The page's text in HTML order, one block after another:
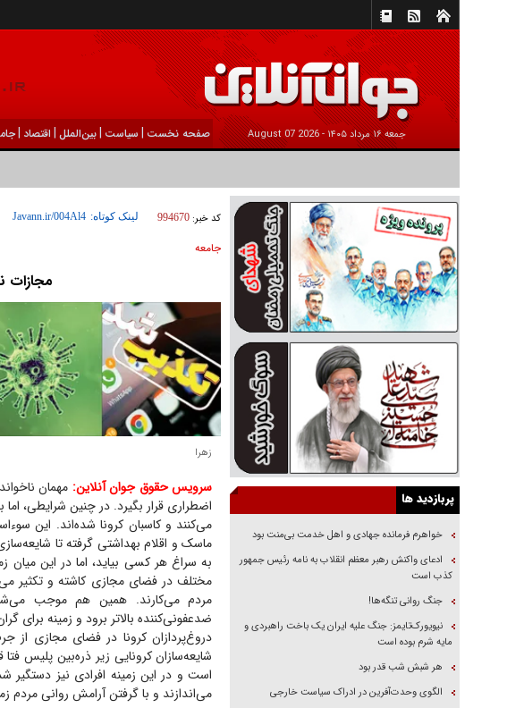
جمعه ۱۶ مرداد ۱۴۰۵ - 2026 August 07 صفحه نخست | سیاست |بين‌الملل | اقتصاد |
کد خبر: 994670 لینک کوتاه:
جامعه
مجازات
زهرا
سرویس حقوق جوان آنلاین: مهمان
اضطراری قرار بگیرد. در چنین شرایطی،
می‌کنند و کاسبان کرونا شده‌اند. این
ماسک و اقلام بهداشتی گرفته تا
به سراغ هر کسی بیاید، اما در این میان
مختلف در فضای مجازی کاشته و تکثیر
مردم می‌کارند. همین هم موجب
ضدعفونی‌کننده بالاتر برود و زمینه برای
دروغ‌پردازان کرونا در فضای مجازی
شایعه‌سازان کرونایی زیر ذره‌بین پلیس فتا
است و در این زمینه افرادی نیز
می‌اندازند و با گرفتن آرامش روانی مردم
پربازدید ها
خواهرم فرمانده جهادی و اهل خدمت بی‌منت بود
ادعای واکنش رهبر معظم انقلاب به نامه رئیس جمهور
کذب است
جنگ روانی تنگه‌ها!
نیویورک‌تایمز: جنگ علیه ایران یک باخت راهبردی و
مایه شرم بوده است
هر شبش شب قدر بود
الگوی وحدت‌آفرین در ادراک سیاست خارجی